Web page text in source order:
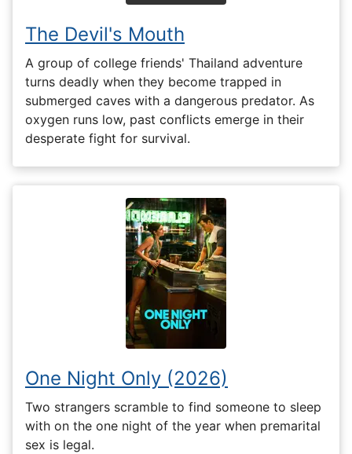
The Devil's Mouth
A group of college friends' Thailand adventure
turns deadly when they become trapped in
submerged caves with a dangerous predator. As
oxygen runs low, past conflicts emerge in their
desperate fight for survival.
One Night Only (2026)
Two strangers scramble to find someone to sleep
with on the one night of the year when premarital
sex is legal.